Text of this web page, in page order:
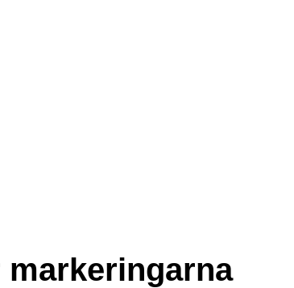
markeringarna